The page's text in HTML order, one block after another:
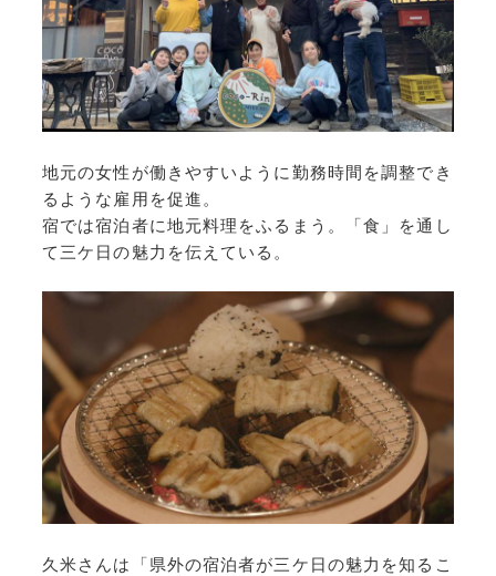
地元の女性が働きやすいように勤務時間を調整でき
るような雇用を促進。
宿では宿泊者に地元料理をふるまう。「食」を通し
て三ケ日の魅力を伝えている。
久米さんは「県外の宿泊者が三ケ日の魅力を知るこ